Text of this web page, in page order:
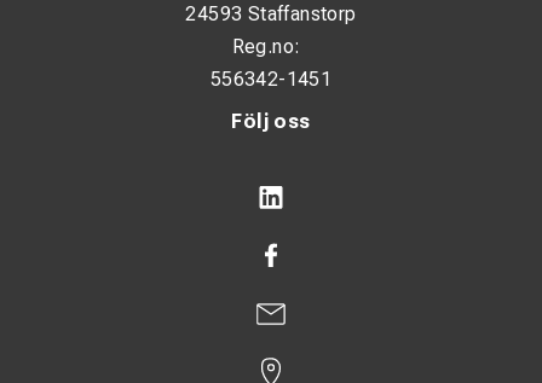
Följ oss
24593 Staffanstorp
Reg.no:
556342-1451